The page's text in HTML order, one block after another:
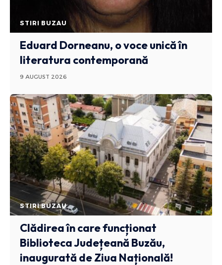
STIRI BUZAU
Eduard Dorneanu, o voce unică în
literatura contemporană
9 AUGUST 2026
STIRI BUZAU
Clădirea în care funcționat
Biblioteca Județeană Buzău,
inaugurată de Ziua Națională!